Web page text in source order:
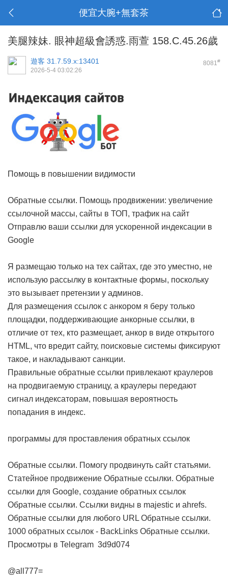
便宜大腕+無套茶
美腿辣妹. 眼神超級會誘惑.雨萱 158.C.45.26歲
8081#
遊客 31.7.59.x:13401
2026-5-4 03:02:26
Помощь в повышении видимости
Обратные ссылки. Помощь продвижении: увеличение
ссылочной массы, сайты в ТОП, трафик на сайт
Отправлю ваши ссылки для ускоренной индексации в
Google
Я размещаю только на тех сайтах, где это уместно, не
использую рассылку в контактные формы, поскольку
это вызывает претензии у админов.
Для размещения ссылок с анкором я беру только
площадки, поддерживающие анкорные ссылки, в
отличие от тех, кто размещает, анкор в виде открытого
HTML, что вредит сайту, поисковые системы фиксируют
такое, и накладывают санкции.
Правильные обратные ссылки привлекают краулеров
на продвигаемую страницу, а краулеры передают
сигнал индексаторам, повышая вероятность
попадания в индекс.
программы для проставления обратных ссылок
Обратные ссылки. Помогу продвинуть сайт статьями.
Статейное продвижение Обратные ссылки. Обратные
ссылки для Google, создание обратных ссылок
Обратные ссылки. Cсылки видны в majestic и ahrefs.
Обратные ссылки для любого URL Обратные ссылки.
1000 обратных ссылок - BackLinks Обратные ссылки.
Просмотры в Telegram 3d9d074
@all777=